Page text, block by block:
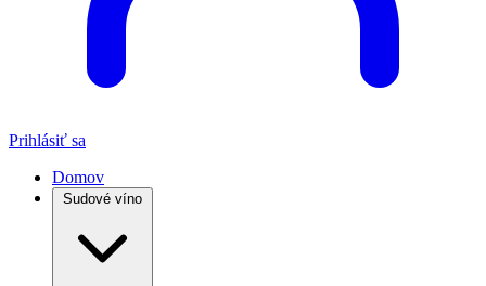
Prihlásiť sa
Domov
Sudové víno